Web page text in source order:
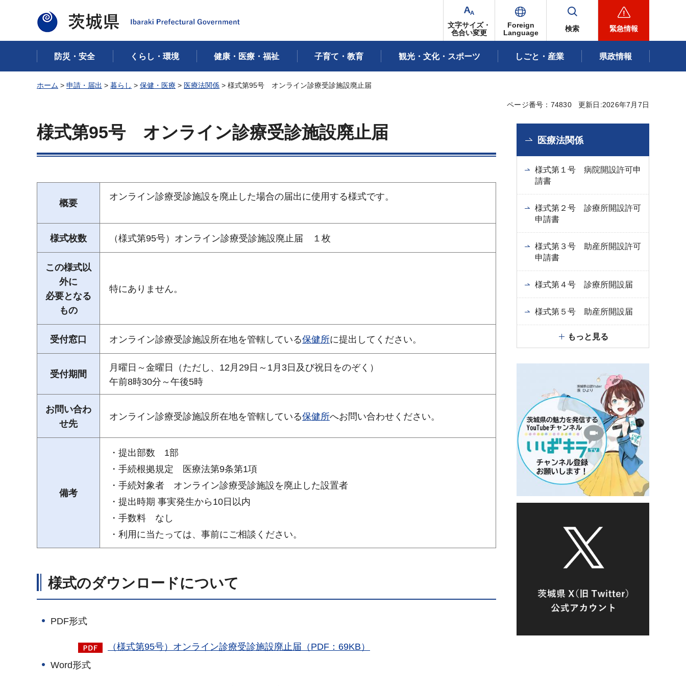
茨城県
文字サイズ・
色合い変更
Foreign
Language
検索 緊急情報
防災・安全 くらし・環境 健康・医療・福祉 子育て・教育 観光・文化・スポーツ しごと・産業 県政情報
ホーム > 申請・届出 > 暮らし > 保健・医療 > 医療法関係 > 様式第95号 オンライン診療受診施設廃止届
ページ番号：74830 更新日:2026年7月7日
様式第95号 オンライン診療受診施設廃止届
概要
オンライン診療受診施設を廃止した場合の届出に使用する様式です。
様式枚数 （様式第95号）オンライン診療受診施設廃止届 １枚
この様式以
外に
必要となる
もの
特にありません。
受付窓口 オンライン診療受診施設所在地を管轄している保健所に提出してください。
受付期間
月曜日～金曜日（ただし、12月29日～1月3日及び祝日をのぞく）
午前8時30分～午後5時
お問い合わ
せ先
オンライン診療受診施設所在地を管轄している保健所へお問い合わせください。
備考
・提出部数 1部
・手続根拠規定 医療法第9条第1項
・手続対象者 オンライン診療受診施設を廃止した設置者
・提出時期 事実発生から10日以内
・手数料 なし
・利用に当たっては、事前にご相談ください。
様式のダウンロードについて
PDF形式
（様式第95号）オンライン診療受診施設廃止届（PDF：69KB）
Word形式
医療法関係
様式第１号 病院開設許可申
請書
様式第２号 診療所開設許可
申請書
様式第３号 助産所開設許可
申請書
様式第４号 診療所開設届
様式第５号 助産所開設届
もっと見る